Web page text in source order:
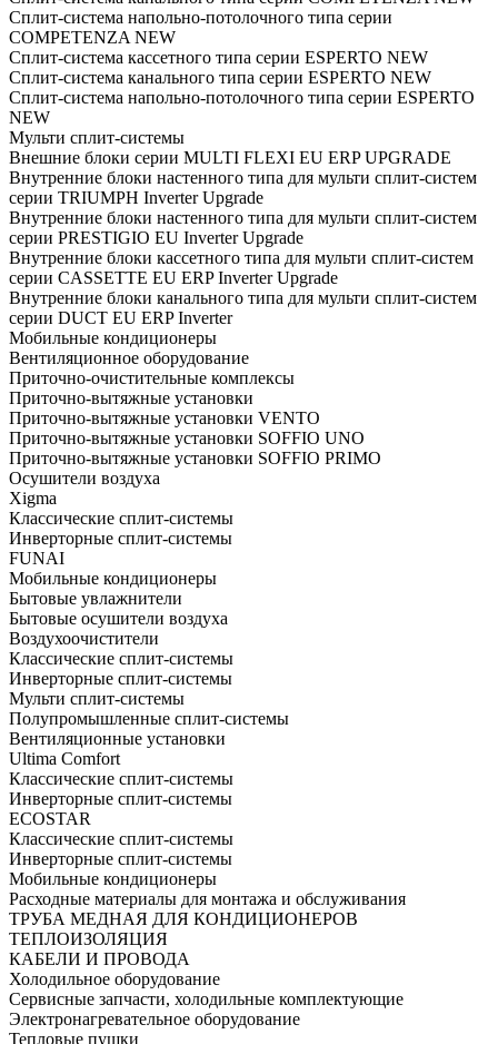
Cплит-система напольно-потолочного типа серии
COMPETENZA NEW
Cплит-система кассетного типа серии ESPERTO NEW
Cплит-система канального типа серии ESPERTO NEW
Cплит-система напольно-потолочного типа серии ESPERTO
NEW
Мульти сплит-системы
Внешние блоки серии MULTI FLEXI EU ERP UPGRADE
Внутренние блоки настенного типа для мульти сплит-систем
серии TRIUMPH Inverter Upgrade
Внутренние блоки настенного типа для мульти сплит-систем
серии PRESTIGIO EU Inverter Upgrade
Внутренние блоки кассетного типа для мульти сплит-систем
серии CASSETTE EU ERP Inverter Upgrade
Внутренние блоки канального типа для мульти сплит-систем
серии DUCT EU ERP Inverter
Мобильные кондиционеры
Вентиляционное оборудование
Приточно-очистительные комплексы
Приточно-вытяжные установки
Приточно-вытяжные установки VENTO
Приточно-вытяжные установки SOFFIO UNO
Приточно-вытяжные установки SOFFIO PRIMO
Осушители воздуха
Xigma
Классические сплит-системы
Инверторные сплит-системы
FUNAI
Мобильные кондиционеры
Бытовые увлажнители
Бытовые осушители воздуха
Воздухоочистители
Классические сплит-системы
Инверторные сплит-системы
Мульти сплит-системы
Полупромышленные сплит-системы
Вентиляционные установки
Ultima Comfort
Классические сплит-системы
Инверторные сплит-системы
ECOSTAR
Классические сплит-системы
Инверторные сплит-системы
Мобильные кондиционеры
Расходные материалы для монтажа и обслуживания
ТРУБА МЕДНАЯ ДЛЯ КОНДИЦИОНЕРОВ
ТЕПЛОИЗОЛЯЦИЯ
КАБЕЛИ И ПРОВОДА
Холодильное оборудование
Сервисные запчасти, холодильные комплектующие
Электронагревательное оборудование
Тепловые пушки